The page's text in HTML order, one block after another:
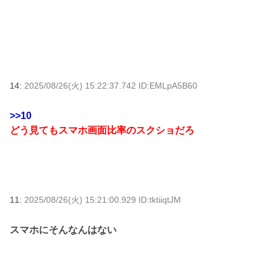
14: 2025/08/26(火) 15:22:37.742 ID:EMLpA5B60
>>10
どう見てもスマホ画面比率のスクショだろ
11: 2025/08/26(火) 15:21:00.929 ID:tktiiqtJM
スマホにそんなんはない